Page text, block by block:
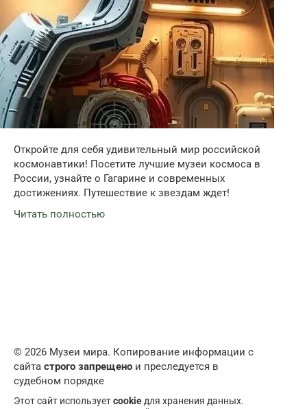
Откройте для себя удивительный мир российской
космонавтики! Посетите лучшие музеи космоса в
России, узнайте о Гагарине и современных
достижениях. Путешествие к звездам ждет!
Читать полностью
© 2026 Музеи мира. Копирование информации с
сайта строго запрещено и преследуется в
судебном порядке
Этот сайт используетcookie для хранения данных.